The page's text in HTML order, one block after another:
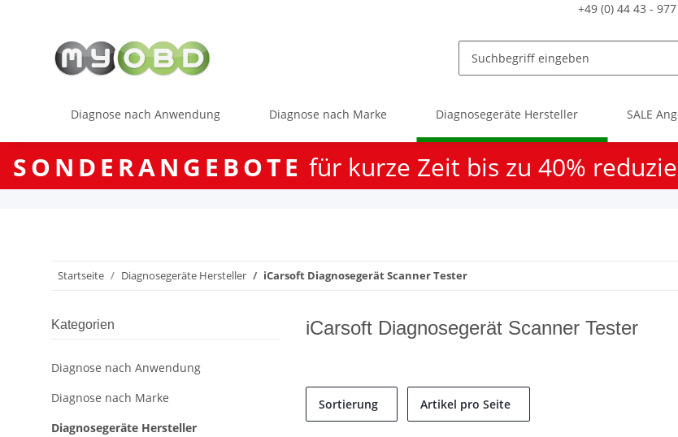
+49 (0) 44 43 - 977
Diagnose nach Anwendung Diagnose nach Marke Diagnosegeräte Hersteller SALE
SONDERANGEBOTE für kurze Zeit bis zu 40%
Startseite Diagnosegeräte Hersteller iCarsoft Diagnosegerät Scanner Tester
iCarsoft Diagnosegerät Scanner Tester
Sortierung Artikel pro Seite
Kategorien
Diagnose nach Anwendung
Diagnose nach Marke
Diagnosegeräte Hersteller